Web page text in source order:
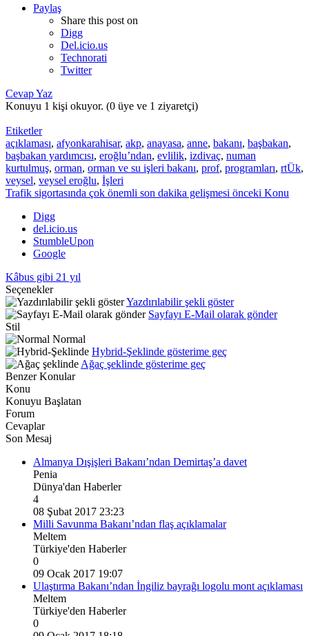
Paylaş
Share this post on
Digg
Del.icio.us
Technorati
Twitter
Cevap Yaz
Konuyu 1 kişi okuyor. (0 üye ve 1 ziyaretçi)
Etiketler
açıklaması, afyonkarahisar, akp, anayasa, anne, bakanı, başbakan,
başbakan yardımcısı, eroğlu’ndan, evlilik, izdivaç, numan
kurtulmuş, orman, orman ve su işleri bakanı, prof, programları, rtÜk,
veysel, veysel eroğlu, İşleri
Trafik sigortasında çok önemli son dakika gelişmesi önceki Konu
Digg
del.icio.us
StumbleUpon
Google
Kâbus gibi 21 yıl
Seçenekler
Yazdırılabilir şekli göster
Sayfayı E-Mail olarak gönder
Stil
Normal
Hybrid-Şeklinde gösterime geç
Ağaç şeklinde gösterime geç
Benzer Konular
Konu
Konuyu Başlatan
Forum
Cevaplar
Son Mesaj
Almanya Dışişleri Bakanı’ndan Demirtaş’a davet
Penia
Dünya'dan Haberler
4
08 Şubat 2017 23:23
Milli Savunma Bakanı’ndan flaş açıklamalar
Meltem
Türkiye'den Haberler
0
09 Ocak 2017 19:07
Ulaştırma Bakanı’ndan İngiliz bayrağı logolu mont açıklaması
Meltem
Türkiye'den Haberler
0